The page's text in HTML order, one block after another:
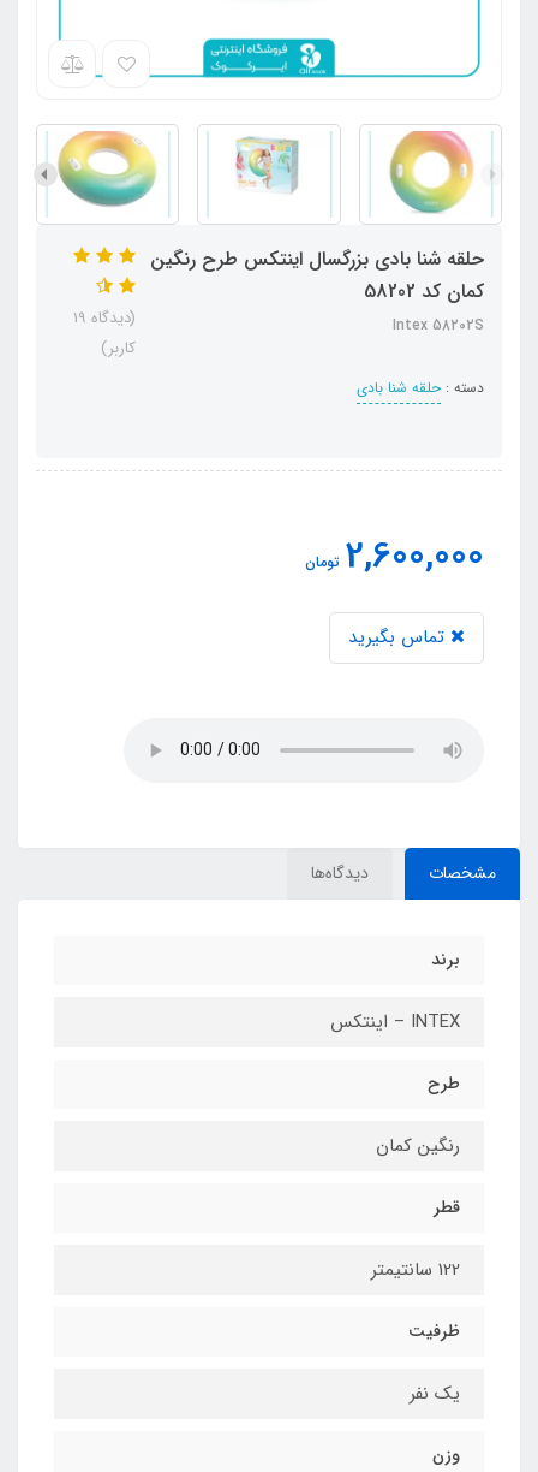
حلقه شنا بادی بزرگسال اینتکس طرح رنگین
کمان کد 58202
Intex 58202S
دسته : حلقه شنا بادی
(دیدگاه 19
کاربر)
2,600,000 تومان
تماس بگیرید
مشخصات دیدگاه‌ها
برند
INTEX – اینتکس
طرح
رنگین کمان
قطر
122 سانتیمتر
ظرفیت
یک نفر
وزن